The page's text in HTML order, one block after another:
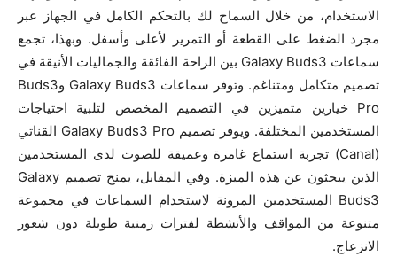
الاستخدام، من خلال السماح لك بالتحكم الكامل في الجهاز عبر
مجرد الضغط على القطعة أو التمرير لأعلى وأسفل. وبهذا، تجمع
سماعات Galaxy Buds3 بين الراحة الفائقة والجماليات الأنيقة في
تصميم متكامل ومتناغم. وتوفر سماعات Galaxy Buds3 وBuds3
Pro خيارين متميزين في التصميم المخصص لتلبية احتياجات
المستخدمين المختلفة. ويوفر تصميم Galaxy Buds3 Pro القناتي
(Canal) تجربة استماع غامرة وعميقة للصوت لدى المستخدمين
الذين يبحثون عن هذه الميزة. وفي المقابل، يمنح تصميم Galaxy
Buds3 المستخدمين المرونة لاستخدام السماعات في مجموعة
متنوعة من المواقف والأنشطة لفترات زمنية طويلة دون شعور
الانزعاج.